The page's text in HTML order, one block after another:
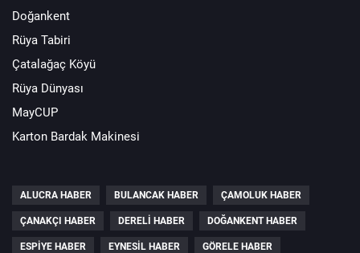
Doğankent
Rüya Tabiri
Çatalağaç Köyü
Rüya Dünyası
MayCUP
Karton Bardak Makinesi
ALUCRA HABER BULANCAK HABER ÇAMOLUK HABER
ÇANAKÇI HABER DERELI HABER DOĞANKENT HABER
ESPIYE HABER EYNESIL HABER GÖRELE HABER